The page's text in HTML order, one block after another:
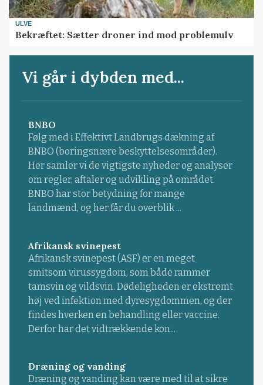
ULVE
Bekræftet: Sætter droner ind mod problemulv
Vi går i dybden med...
BNBO
Følg med i Effektivt Landbrugs dækning af
BNBO (boringsnære beskyttelsesområder).
Her samler vi de vigtigste nyheder og analyser
om regler, aftaler og udvikling på området.
BNBO har stor betydning for mange
landmænd, og her får du overblik ...
Afrikansk svinepest
Afrikansk svinepest (ASF) er en meget
smitsom virussygdom, som både rammer
tamsvin og vildsvin. Dødeligheden er ekstremt
høj ved infektion med dyresygdommen, og der
findes hverken en behandling eller vaccine.
Derfor har det vidtrækkende kon...
Dræning og vanding
Dræning og vanding kan være med til at sikre